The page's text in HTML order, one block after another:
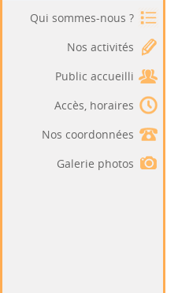
Qui sommes-nous ?
Nos activités
Public accueilli
Accès, horaires
Nos coordonnées
Galerie photos